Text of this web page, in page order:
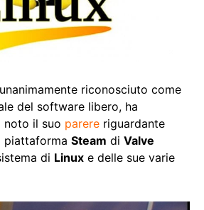
riconosciuto come
del software libero, ha
noto il suo parere riguardante
piattaforma Steam di Valve
di Linux e delle sue varie